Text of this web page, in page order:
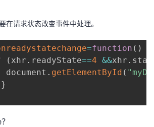
在请求状态改变事件中处理。
=function ( )
( xhr . readyState==4 &&xhr .
document
. getElementById (
}